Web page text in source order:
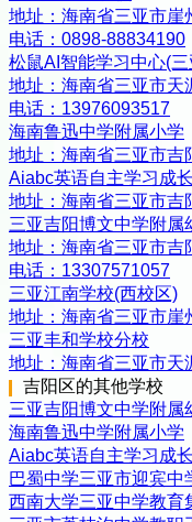
地址： 海南省三亚市崖
电话： 0898-88834190
松鼠AI智能学习中心(
地址： 海南省三亚市天
电话： 13976093517
海南鲁迅中学附属小学
地址： 海南省三亚市吉
Aiabc英语自主学习成
地址： 海南省三亚市吉
三亚吉阳博文中学附属
地址： 海南省三亚市吉
电话： 13307571057
三亚江南学校(西校区)
地址： 海南省三亚市崖
三亚丰和学校分校
地址： 海南省三亚市天
吉阳区的其他学校
三亚吉阳博文中学附属
海南鲁迅中学附属小学
Aiabc英语自主学习成
巴蜀中学三亚市迎宾中
西南大学三亚中学教育